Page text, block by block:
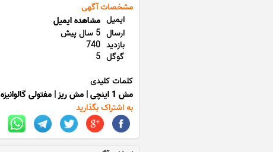
مشخصات آگهی
ایمیل مشاهده ایمیل
ارسال 5 سال پیش
بازدید 740
گوگل 5
کلمات کلیدی
مش 1 اینچی
|مش ریز|مفتولی گالوانیزه
به اشتراک بگذارید